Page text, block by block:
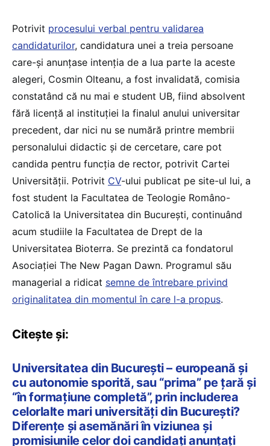
Potrivit procesului verbal pentru validarea
candidaturilor, candidatura unei a treia persoane
care-și anunțase intenția de a lua parte la aceste
alegeri, Cosmin Olteanu, a fost invalidată, comisia
constatând că nu mai e student UB, fiind absolvent
fără licență al instituției la finalul anului universitar
precedent, dar nici nu se numără printre membrii
personalului didactic și de cercetare, care pot
candida pentru funcția de rector, potrivit Cartei
Universității. Potrivit CV-ului publicat pe site-ul lui, a
fost student la Facultatea de Teologie Româno-
Catolică la Universitatea din București, continuând
acum studiile la Facultatea de Drept de la
Universitatea Bioterra. Se prezintă ca fondatorul
Asociației The New Pagan Dawn. Programul său
managerial a ridicat semne de întrebare privind
originalitatea din momentul în care l-a propus.
Citește și:
Universitatea din București – europeană și
cu autonomie sporită, sau “prima” pe țară și
“în formațiune completă”, prin includerea
celorlalte mari universități din București?
Diferențe și asemănări în viziunea și
promisiunile celor doi candidați anunțați